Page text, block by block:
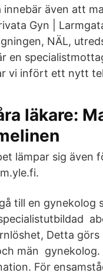
även att
Gyn |
NÄL,
en
vi infört ett nytt
läkare:
lämpar sig även
till en gynekolog
Detta
män
För